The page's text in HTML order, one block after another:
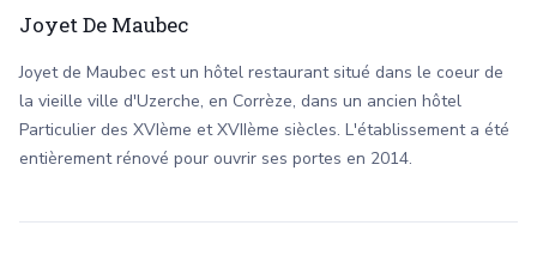
Joyet De Maubec
Joyet de Maubec est un hôtel restaurant situé dans le coeur de
la vieille ville d'Uzerche, en Corrèze, dans un ancien hôtel
Particulier des XVIème et XVIIème siècles. L'établissement a été
entièrement rénové pour ouvrir ses portes en 2014.